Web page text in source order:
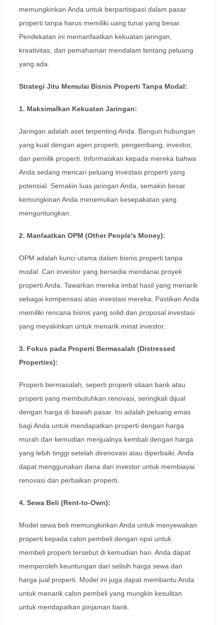
memungkinkan Anda untuk berpartisipasi dalam pasar
properti tanpa harus memiliki uang tunai yang besar.
Pendekatan ini memanfaatkan kekuatan jaringan,
kreativitas, dan pemahaman mendalam tentang peluang
yang ada.
Strategi Jitu Memulai Bisnis Properti Tanpa Modal:
1. Maksimalkan Kekuatan Jaringan:
Jaringan adalah aset terpenting Anda. Bangun hubungan
yang kuat dengan agen properti, pengembang, investor,
dan pemilik properti. Informasikan kepada mereka bahwa
Anda sedang mencari peluang investasi properti yang
potensial. Semakin luas jaringan Anda, semakin besar
kemungkinan Anda menemukan kesepakatan yang
menguntungkan.
2. Manfaatkan OPM (Other People's Money):
OPM adalah kunci utama dalam bisnis properti tanpa
modal. Cari investor yang bersedia mendanai proyek
properti Anda. Tawarkan mereka imbal hasil yang menarik
sebagai kompensasi atas investasi mereka. Pastikan Anda
memiliki rencana bisnis yang solid dan proposal investasi
yang meyakinkan untuk menarik minat investor.
3. Fokus pada Properti Bermasalah (Distressed
Properties):
Properti bermasalah, seperti properti sitaan bank atau
properti yang membutuhkan renovasi, seringkali dijual
dengan harga di bawah pasar. Ini adalah peluang emas
bagi Anda untuk mendapatkan properti dengan harga
murah dan kemudian menjualnya kembali dengan harga
yang lebih tinggi setelah direnovasi atau diperbaiki. Anda
dapat menggunakan dana dari investor untuk membiayai
renovasi dan perbaikan properti.
4. Sewa Beli (Rent-to-Own):
Model sewa beli memungkinkan Anda untuk menyewakan
properti kepada calon pembeli dengan opsi untuk
membeli properti tersebut di kemudian hari. Anda dapat
memperoleh keuntungan dari selisih harga sewa dan
harga jual properti. Model ini juga dapat membantu Anda
untuk menarik calon pembeli yang mungkin kesulitan
untuk mendapatkan pinjaman bank.